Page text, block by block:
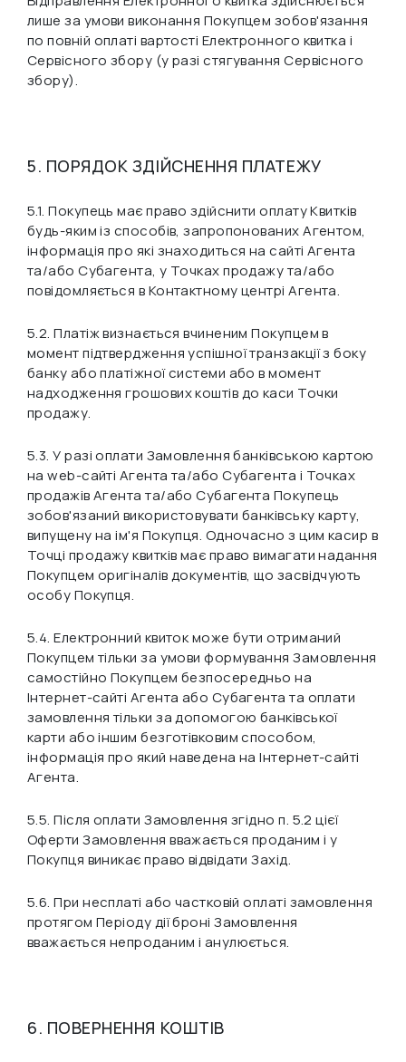
лише за умови виконання Покупцем зобов'язання
по повній оплаті вартості Електронного квитка і
Сервісного збору (у разі стягування Сервісного
збору).
5. ПОРЯДОК ЗДІЙСНЕННЯ ПЛАТЕЖУ
5.1. Покупець має право здійснити оплату Квитків
будь-яким із способів, запропонованих Агентом,
інформація про які знаходиться на сайті Агента
та/або Субагента, у Точках продажу та/або
повідомляється в Контактному центрі Агента.
5.2. Платіж визнається вчиненим Покупцем в
момент підтвердження успішної транзакції з боку
банку або платіжної системи або в момент
надходження грошових коштів до каси Точки
продажу.
5.3. У разі оплати Замовлення банківською картою
на web-сайті Агента та/або Субагента і Точках
продажів Агента та/або Субагента Покупець
зобов'язаний використовувати банківську карту,
випущену на ім'я Покупця. Одночасно з цим касир в
Точці продажу квитків має право вимагати надання
Покупцем оригіналів документів, що засвідчують
особу Покупця.
5.4. Електронний квиток може бути отриманий
Покупцем тільки за умови формування Замовлення
самостійно Покупцем безпосередньо на
Інтернет-сайті Агента або Субагента та оплати
замовлення тільки за допомогою банківської
карти або іншим безготівковим способом,
інформація про який наведена на Інтернет-сайті
Агента.
5.5. Після оплати Замовлення згідно п. 5.2 цієї
Оферти Замовлення вважається проданим і у
Покупця виникає право відвідати Захід.
5.6. При несплаті або частковій оплаті замовлення
протягом Періоду дії броні Замовлення
вважається непроданим і анулюється.
6. ПОВЕРНЕННЯ КОШТІВ